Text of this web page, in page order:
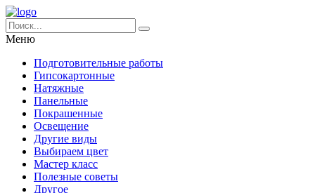
Меню
Подготовительные работы
Гипсокартонные
Натяжные
Панельные
Покрашенные
Освещение
Другие виды
Выбираем цвет
Мастер класс
Полезные советы
Другое